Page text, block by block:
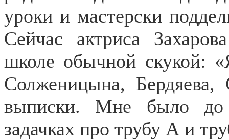
уроки и мастерски
Сейчас актриса
школе обычной скукой:
Солженицына, Бердяева,
выписки. Мне было до
задачках про трубу А и